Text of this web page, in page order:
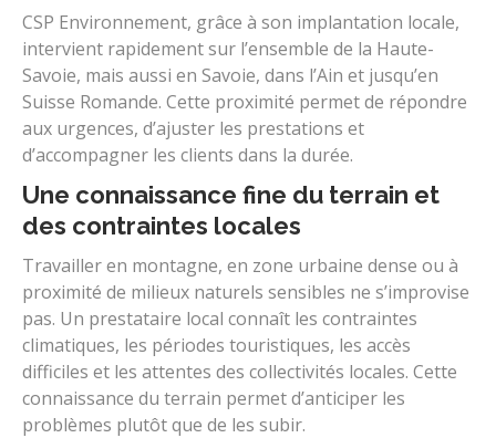
CSP Environnement, grâce à son implantation locale,
intervient rapidement sur l’ensemble de la Haute-
Savoie, mais aussi en Savoie, dans l’Ain et jusqu’en
Suisse Romande. Cette proximité permet de répondre
aux urgences, d’ajuster les prestations et
d’accompagner les clients dans la durée.
Une connaissance fine du terrain et
des contraintes locales
Travailler en montagne, en zone urbaine dense ou à
proximité de milieux naturels sensibles ne s’improvise
pas. Un prestataire local connaît les contraintes
climatiques, les périodes touristiques, les accès
difficiles et les attentes des collectivités locales. Cette
connaissance du terrain permet d’anticiper les
problèmes plutôt que de les subir.